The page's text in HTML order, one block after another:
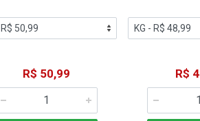
R$ 50,99 R$